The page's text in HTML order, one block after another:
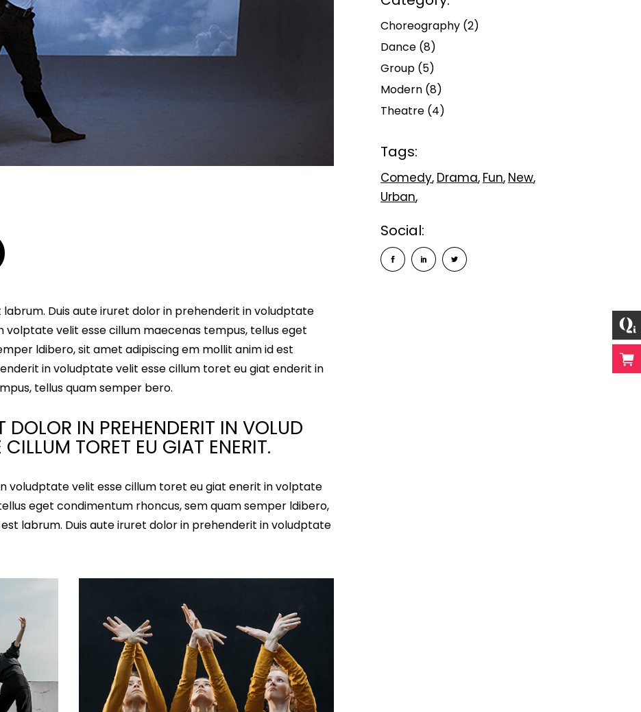
Duis aute iruret dolor in prehenderit in voludptate
volptate velit esse cillum maecenas tempus, tellus eget
ldibero, sit amet adipiscing em mollit anim id est
in voludptate velit esse cillum toret eu giat enderit in
tellus quam semper bero.
DOLOR IN PREHENDERIT IN VOLUD
CILLUM TORET EU GIAT ENERIT.
voludptate velit esse cillum toret eu giat enerit in volptate
eget condimentum rhoncus, sem quam semper ldibero,
labrum. Duis aute iruret dolor in prehenderit in voludptate
Choreography (2)
Dance (8)
Group (5)
Modern (8)
Theatre (4)
Tags:
Comedy Drama Fun New
Urban
Social: